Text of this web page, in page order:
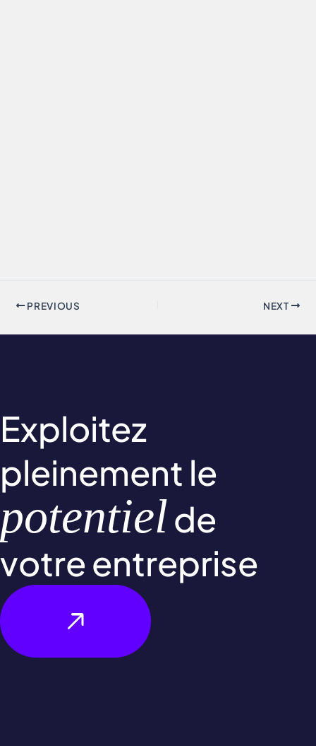
PREVIOUS NEXT
Exploitez
pleinement le
potentielde
votre entreprise